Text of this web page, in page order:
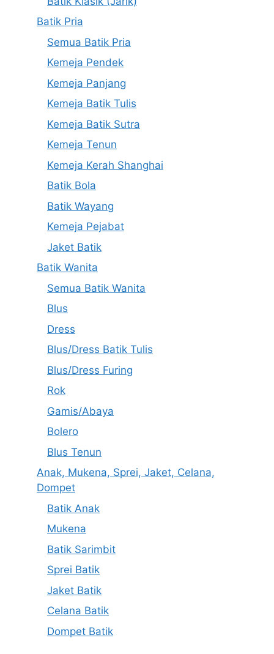
Batik Pria
Semua Batik Pria
Kemeja Pendek
Kemeja Panjang
Kemeja Batik Tulis
Kemeja Batik Sutra
Kemeja Tenun
Kemeja Kerah Shanghai
Batik Bola
Batik Wayang
Kemeja Pejabat
Jaket Batik
Batik Wanita
Semua Batik Wanita
Blus
Dress
Blus/Dress Batik Tulis
Blus/Dress Furing
Rok
Gamis/Abaya
Bolero
Blus Tenun
Anak, Mukena, Sprei, Jaket, Celana,
Dompet
Batik Anak
Mukena
Batik Sarimbit
Sprei Batik
Jaket Batik
Celana Batik
Dompet Batik